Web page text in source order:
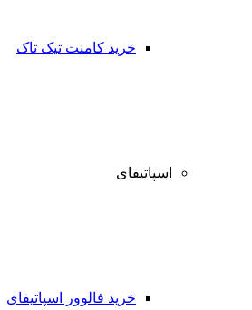
خرید کامنت تیک تاک
اسپاتیفای
خرید فالوور اسپاتیفای